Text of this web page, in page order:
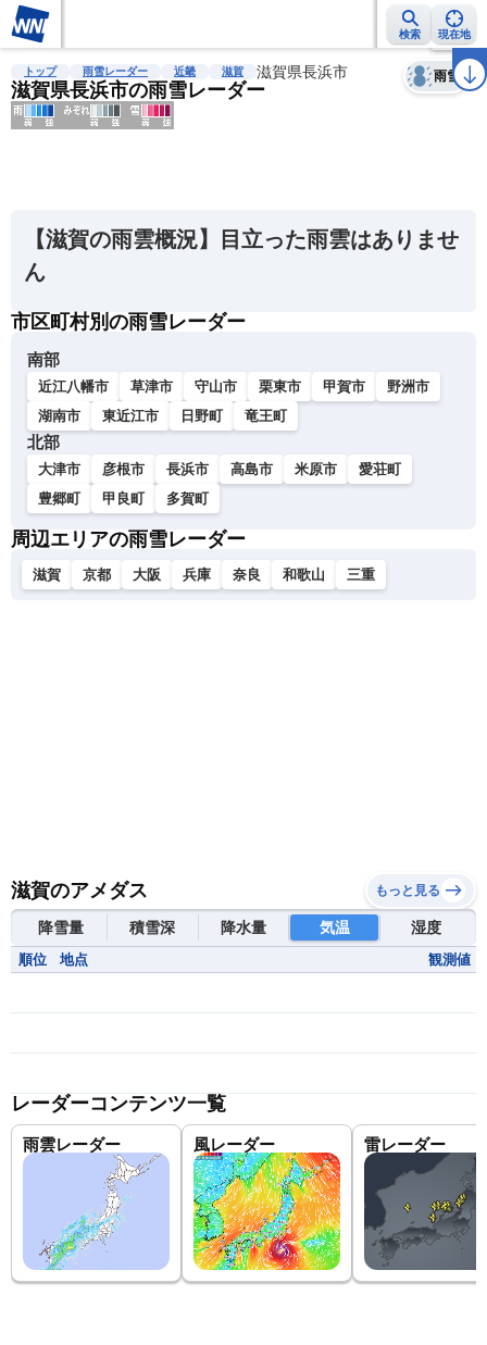
検索 現在地
雨雲レーダー 台風情報 地震情報 警報・注意報 2週間天気 ラ
トップ 雨雪レーダー 近畿 滋賀 滋賀県長浜市
滋賀県長浜市の雨雪レーダー
雨雪
天気 台風
【滋賀の雨雲概況】目立った雨雲はありませ
ん
市区町村別の雨雪レーダー
南部
近江八幡市 草津市 守山市 栗東市 甲賀市
野洲市
湖南市
東近江市 日野町 竜王町
北部
大津市 彦根市 長浜市 高島市 米原市
愛荘町
豊郷町
甲良町 多賀町
周辺エリアの雨雪レーダー
滋賀 京都 大阪 兵庫 奈良 和歌山 三重
滋賀のアメダス もっと見る
降雪量 積雪深 降水量 気温 湿度
順位 地点 観測値
レーダーコンテンツ一覧
雨雲レーダー 風レーダー 雷レーダー